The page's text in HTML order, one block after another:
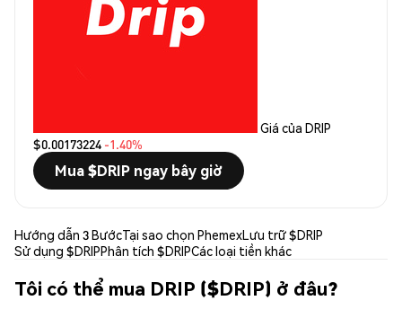
Giá của DRIP
$0.00173224 -1.40%
Mua $DRIP ngay bây giờ
Hướng dẫn 3 BướcTại sao chọn PhemexLưu trữ $DRIP
Sử dụng $DRIPPhân tích $DRIPCác loại tiền khác
Tôi có thể mua DRIP ($DRIP) ở đâu?